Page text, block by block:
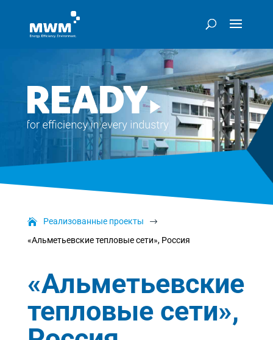
Реализованные проекты $
«Альметьевские тепловые сети», Россия
«Альметьевские
тепловые сети»,